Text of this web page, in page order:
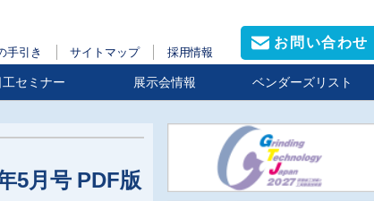
手引き サイトマップ 採用情報
お問い合わせ
工セミナー 展示会情報 ベンダーズリスト
5月号 PDF版